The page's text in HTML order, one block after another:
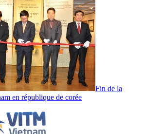
Fin de la
en république de corée